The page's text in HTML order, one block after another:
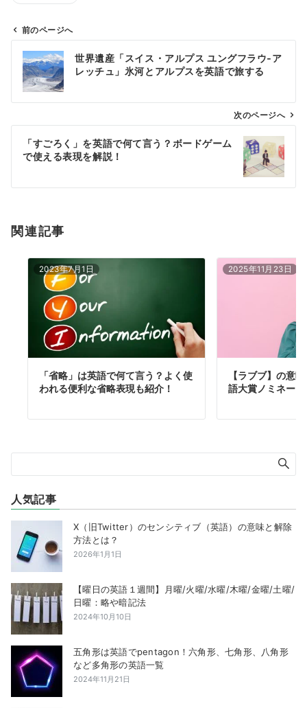
ビ
ン
前のページへ
世界遺産「スイス・アルプス ユングフラウ‐ア
レッチュ」氷河とアルプスを英語で旅する
次のページへ
「すごろく」を英語で何て言う？ボードゲーム
で使える表現を解説！
関連記事
2023年7月1日
「省略」は英語で何て言う？よく使
われる便利な省略表現も紹介！
2025年11月23日
【ラブブ】の意
語大賞ノミネー
人気記事
X（旧Twitter）のセンシティブ（英語）の意味と解除
方法とは？
2026年1月1日
【曜日の英語１週間】月曜/火曜/水曜/木曜/金曜/土曜/
日曜：略や暗記法
2024年10月10日
五角形は英語でpentagon！六角形、七角形、八角形
など多角形の英語一覧
2024年11月21日